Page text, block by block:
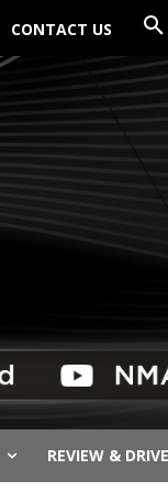
CONTACT US
REVIEW & DRIVE